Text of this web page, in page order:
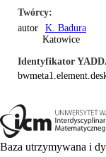
Twórcy
autor
K. Badura
Katowice
Identyfikator
Baza utrzymywana i